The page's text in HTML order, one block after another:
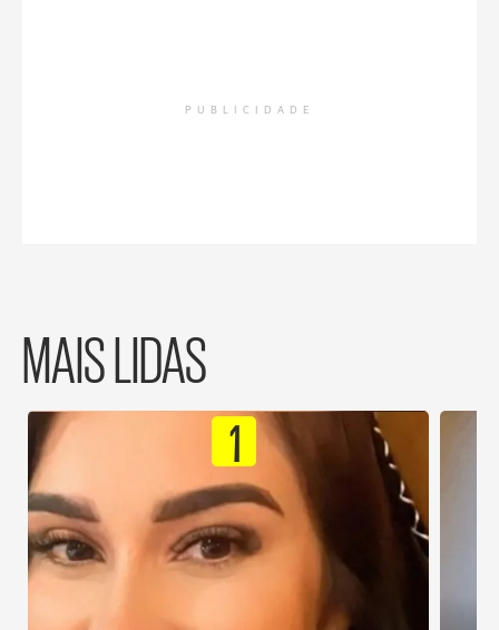
PUBLICIDADE
MAIS LIDAS
1